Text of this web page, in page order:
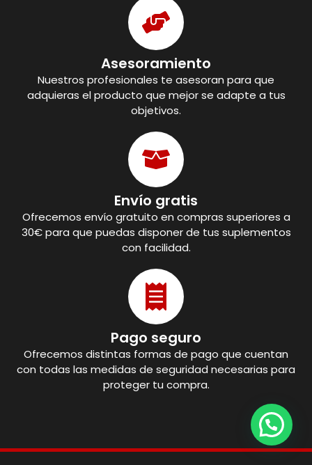
Asesoramiento
Nuestros profesionales te asesoran para que
adquieras el producto que mejor se adapte a tus
objetivos.
Envío gratis
Ofrecemos envío gratuito en compras superiores a
30€ para que puedas disponer de tus suplementos
con facilidad.
Pago seguro
Ofrecemos distintas formas de pago que cuentan
con todas las medidas de seguridad necesarias para
proteger tu compra.